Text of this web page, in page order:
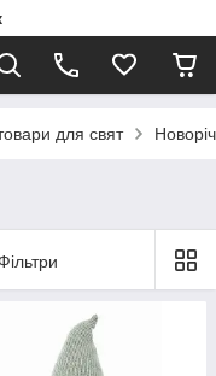
для свят